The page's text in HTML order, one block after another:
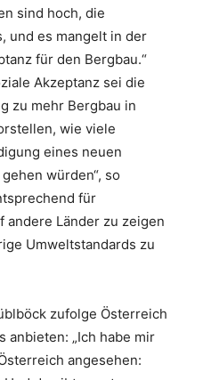
sind hoch, die
und es mangelt in der
für den Bergbau.“
Akzeptanz sei die
zu mehr Bergbau in
wie viele
eines neuen
würden“, so
für
andere Länder zu zeigen
Umweltstandards zu
zufolge Österreich
anbieten: „Ich habe mir
angesehen: